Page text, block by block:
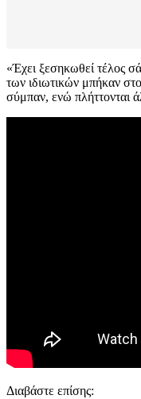
«Έχει ξεσηκωθεί τέλος
των ιδιωτικών μπήκαν
σύμπαν, ενώ πλήττονται
Διαβάστε επίσης: